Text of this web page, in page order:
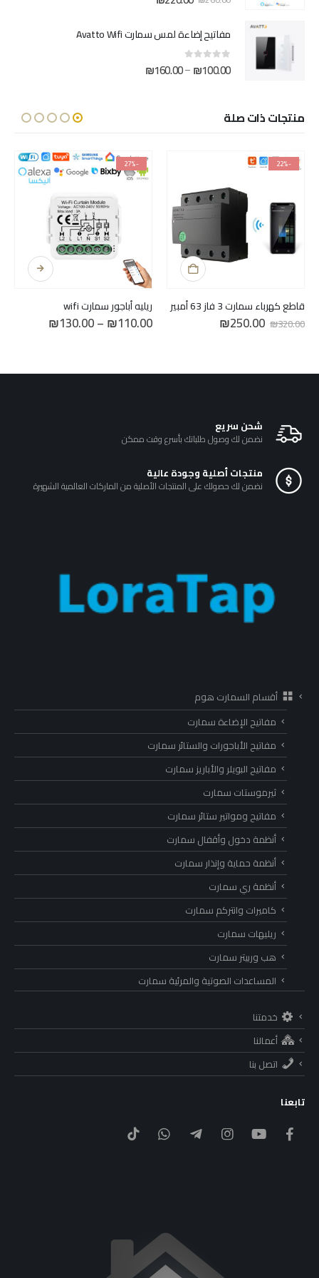
هو:
₪260.00.
₪220.00.
مفاتيح إضاءة لمس سمارت Avatto Wifi
0
out of 5
₪100.00
–
₪160.00
منتجات ذات صلة
-22%
قاطع كهرباء سمارت 3 فاز 63 أمبير
₪320.00 السعر
الأصلي₪250.00 السعر
الحالي
-27%
هناك العديد من الأشكال المختلفة لهذا المنتج. يمكن اختيار الخيارات على صفحة المنتج
ريليه أباجور سمارت wifi
₪110.00
–
₪130.00
خلال
شحن سريع
نضمن لك وصول طلباتك بأسرع وقت ممكن
منتجات أصلية وجودة عالية
نضمن لك حصولك على المنتجات الأصلية من الماركات العالمية الشهيرة
أقسام السمارت هوم
مفاتيح الإضاءة سمارت
مفاتيح الأباجورات والستائر سمارت
مفاتيح البويلر والأباريز سمارت
ثيرموستات سمارت
مفاتيح ومواتير ستائر سمارت
أنظمة دخول وأقفال سمارت
أنظمة حماية وإنذار سمارت
أنظمة ري سمارت
كاميرات وانتركم سمارت
ريليهات سمارت
هب وربيتر سمارت
المساعدات الصوتية والمرئية سمارت
خدمتنا
أعمالنا
اتصل بنا
تابعنا